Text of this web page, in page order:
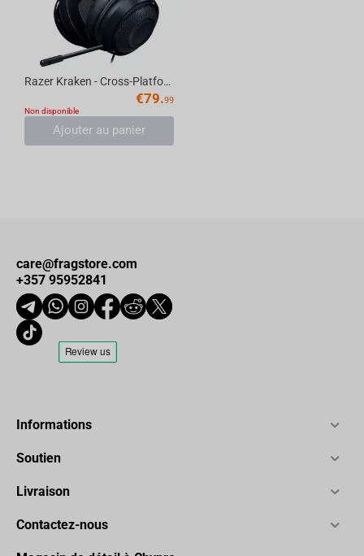
Razer Kraken - Cross-Platform 3.5mm Wired Gaming Headset (Black)
€79.99
Non disponible
Ajouter au panier
care@fragstore.com
+357 95952841
Informations
Soutien
Livraison
Contactez-nous